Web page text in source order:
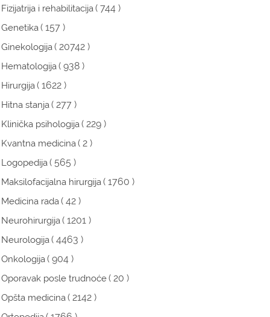
Fizijatrija i rehabilitacija( 744 )
Genetika( 157 )
Ginekologija( 20742 )
Hematologija( 938 )
Hirurgija( 1622 )
Hitna stanja( 277 )
Klinička psihologija( 229 )
Kvantna medicina( 2 )
Logopedija( 565 )
Maksilofacijalna hirurgija( 1760 )
Medicina rada( 42 )
Neurohirurgija( 1201 )
Neurologija( 4463 )
Onkologija( 904 )
Oporavak posle trudnoće( 20 )
Opšta medicina( 2142 )